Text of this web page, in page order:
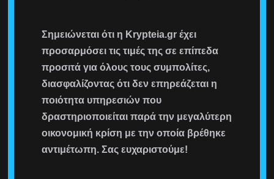
Σημειώνεται ότι η Krypteia.gr έχει
προσαρμόσει τις τιμές της σε επίπεδα
προσιτά για όλους τους συμπολίτες,
διασφαλίζοντας ότι δεν επηρεάζεται η
ποιότητα υπηρεσιών που
δραστηριοποιείται παρά την μεγαλύτερη
οικονομική κρίση με την οποία βρέθηκε
αντιμέτωπη. Σας ευχαριστούμε!